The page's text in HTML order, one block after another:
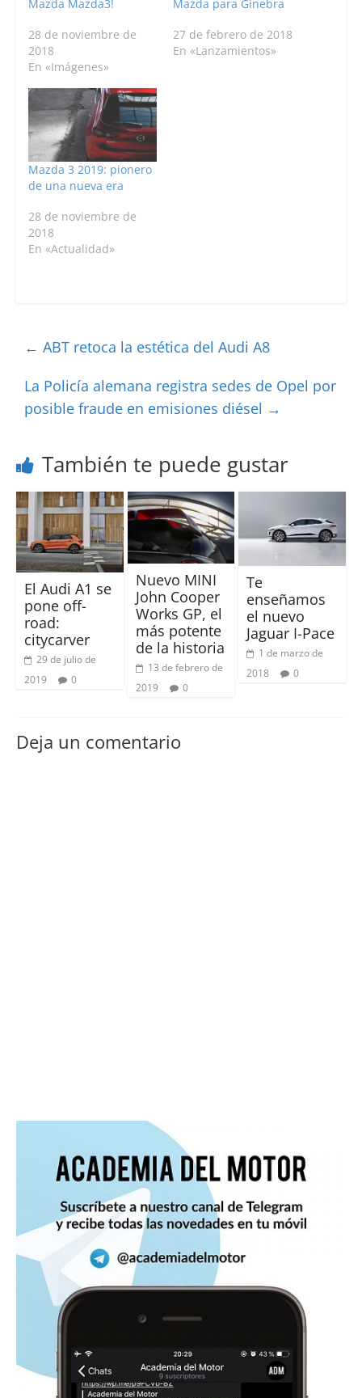
Mazda Mazda3!
28 de noviembre de
2018
En «Imágenes»
Mazda para Ginebra
27 de febrero de 2018
En «Lanzamientos»
Mazda 3 2019: pionero
de una nueva era
28 de noviembre de
2018
En «Actualidad»
← ABT retoca la estética del Audi A8
La Policía alemana registra sedes de Opel por
posible fraude en emisiones diésel →
También te puede gustar
El Audi A1 se
pone off-
road:
citycarver
29 de julio de
2019
0
Nuevo MINI
John Cooper
Works GP, el
más potente
de la historia
13 de febrero de
2019
0
Te
enseñamos
el nuevo
Jaguar I-Pace
1 de marzo de
2018
0
Deja un comentario